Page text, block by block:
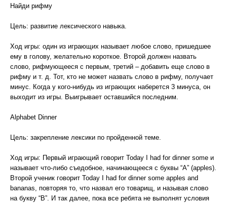
Найди рифму
Цель: развитие лексического навыка.
Ход игры: один из играющих называет любое слово, пришедшее
ему в голову, желательно короткое. Второй должен назвать
слово, рифмующееся с первым, третий – добавить еще слово в
рифму и т. д. Тот, кто не может назвать слово в рифму, получает
минус. Когда у кого-нибудь из играющих наберется 3 минуса, он
выходит из игры. Выигрывает оставшийся последним.
Alphabet Dinner
Цель: закрепление лексики по пройденной теме.
Ход игры: Первый играющий говорит Today I had for dinner some и
называет что-либо съедобное, начинающееся с буквы “A” (apples).
Второй ученик говорит Today I had for dinner some apples and
bananas, повторяя то, что назвал его товарищ, и называя слово
на букву “B”. И так далее, пока все ребята не выполнят условия